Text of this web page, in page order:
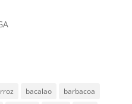
bacalao
barbacoa